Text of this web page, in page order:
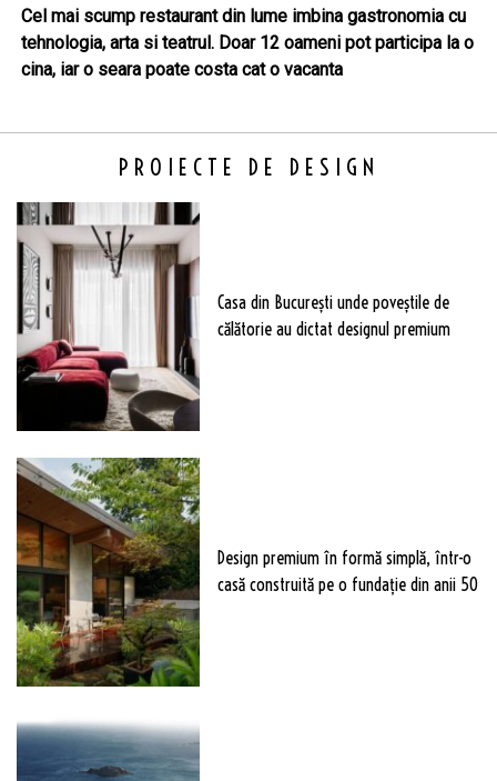
Cel mai scump restaurant din lume imbina gastronomia cu
tehnologia, arta si teatrul. Doar 12 oameni pot participa la o
cina, iar o seara poate costa cat o vacanta
PROIECTE DE DESIGN
Casa din București unde poveștile de
călătorie au dictat designul premium
Design premium în formă simplă, într-o
casă construită pe o fundație din anii 50